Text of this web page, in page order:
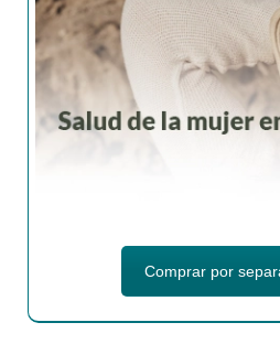
Comprar por